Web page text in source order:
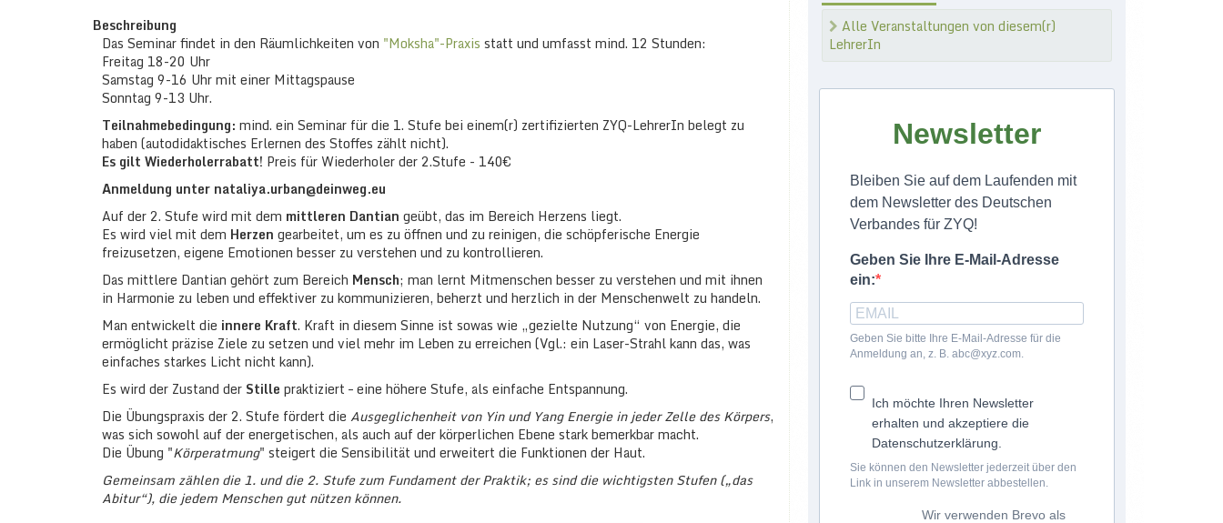
Beschreibung
Das Seminar findet in den Räumlichkeiten von "Moksha"-Praxis statt und umfasst mind. 12 Stunden:
Freitag 18-20 Uhr
Samstag 9-16 Uhr mit einer Mittagspause
Sonntag 9-13 Uhr.
Teilnahmebedingung: mind. ein Seminar für die 1. Stufe bei einem(r) zertifizierten ZYQ-LehrerIn belegt zu
haben (autodidaktisches Erlernen des Stoffes zählt nicht).
Es gilt Wiederholerrabatt! Preis für Wiederholer der 2.Stufe - 140€
Anmeldung unter nataliya.urban@deinweg.eu
Auf der 2. Stufe wird mit dem mittleren Dantian geübt, das im Bereich Herzens liegt.
Es wird viel mit dem Herzen gearbeitet, um es zu öffnen und zu reinigen, die schöpferische Energie
freizusetzen, eigene Emotionen besser zu verstehen und zu kontrollieren.
Das mittlere Dantian gehört zum Bereich Mensch; man lernt Mitmenschen besser zu verstehen und mit ihnen
in Harmonie zu leben und effektiver zu kommunizieren, beherzt und herzlich in der Menschenwelt zu handeln.
Man entwickelt die innere Kraft. Kraft in diesem Sinne ist sowas wie „gezielte Nutzung“ von Energie, die
ermöglicht präzise Ziele zu setzen und viel mehr im Leben zu erreichen (Vgl.: ein Laser-Strahl kann das, was
einfaches starkes Licht nicht kann).
Es wird der Zustand der Stille praktiziert – eine höhere Stufe, als einfache Entspannung.
Die Übungspraxis der 2. Stufe fördert die Ausgeglichenheit von Yin und Yang Energie in jeder Zelle des Körpers,
was sich sowohl auf der energetischen, als auch auf der körperlichen Ebene stark bemerkbar macht.
Die Übung "Körperatmung" steigert die Sensibilität und erweitert die Funktionen der Haut.
Gemeinsam zählen die 1. und die 2. Stufe zum Fundament der Praktik; es sind die wichtigsten Stufen („das
Abitur“), die jedem Menschen gut nützen können.
Alle Veranstaltungen von diesem(r)
LehrerIn
Newsletter
Bleiben Sie auf dem Laufenden mit
dem Newsletter des Deutschen
Verbandes für ZYQ!
Geben Sie Ihre E-Mail-Adresse
ein:
Geben Sie bitte Ihre E-Mail-Adresse für die
Anmeldung an, z. B. abc@xyz.com.
Ich möchte Ihren Newsletter
erhalten und akzeptiere die
Datenschutzerklärung.
Sie können den Newsletter jederzeit über den
Link in unserem Newsletter abbestellen.
Wir verwenden Brevo als